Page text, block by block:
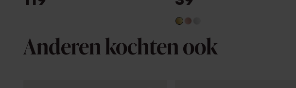
Anderen kochten ook